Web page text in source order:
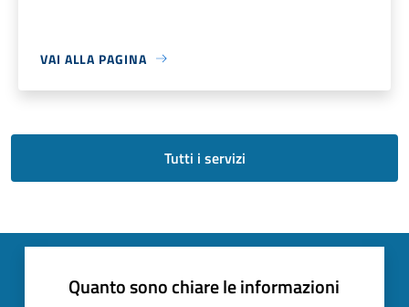
VAI ALLA PAGINA
Tutti i servizi
Quanto sono chiare le informazioni